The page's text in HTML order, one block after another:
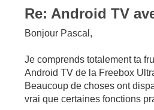
Re: Android TV
Bonjour Pascal,
Je comprends totalement ta
Android TV de la Freebox
Beaucoup de choses ont
vrai que certaines fonctions